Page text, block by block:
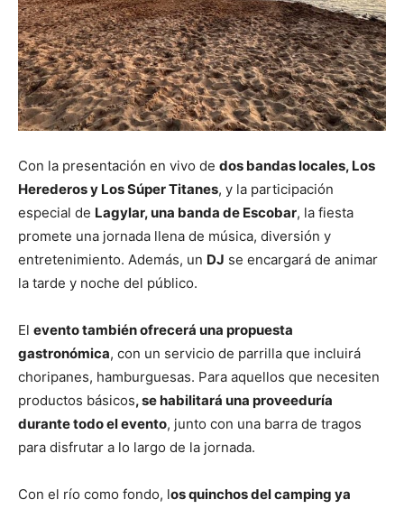
Con la presentación en vivo de dos bandas locales, Los
Herederos y Los Súper Titanes, y la participación
especial de Lagylar, una banda de Escobar, la fiesta
promete una jornada llena de música, diversión y
entretenimiento. Además, un DJ se encargará de animar
la tarde y noche del público.
El evento también ofrecerá una propuesta
gastronómica, con un servicio de parrilla que incluirá
choripanes, hamburguesas. Para aquellos que necesiten
productos básicos, se habilitará una proveeduría
durante todo el evento, junto con una barra de tragos
para disfrutar a lo largo de la jornada.
Con el río como fondo, los quinchos del camping ya